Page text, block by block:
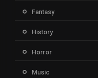
Fantasy
History
Horror
Music